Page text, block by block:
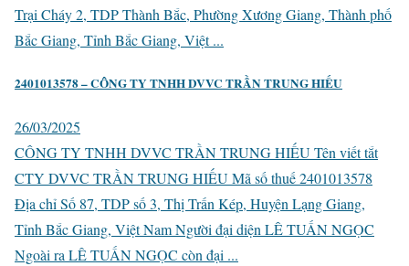
Trại Cháy 2, TDP Thành Bắc, Phường Xương Giang, Thành phố
Bắc Giang, Tỉnh Bắc Giang, Việt ...
2401013578 – CÔNG TY TNHH DVVC TRẦN TRUNG HIẾU
26/03/2025
CÔNG TY TNHH DVVC TRẦN TRUNG HIẾU Tên viết tắt
CTY DVVC TRẦN TRUNG HIẾU Mã số thuế 2401013578
Địa chỉ Số 87, TDP số 3, Thị Trấn Kép, Huyện Lạng Giang,
Tỉnh Bắc Giang, Việt Nam Người đại diện LÊ TUẤN NGỌC
Ngoài ra LÊ TUẤN NGỌC còn đại ...